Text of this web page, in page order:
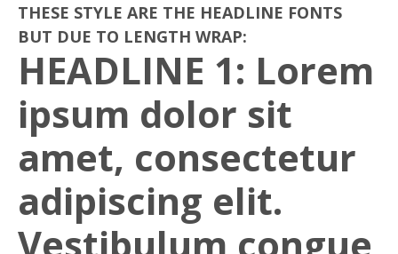
THESE STYLE ARE THE HEADLINE FONTS
BUT DUE TO LENGTH WRAP:
HEADLINE 1: Lorem
ipsum dolor sit
amet, consectetur
adipiscing elit.
Vestibulum congue